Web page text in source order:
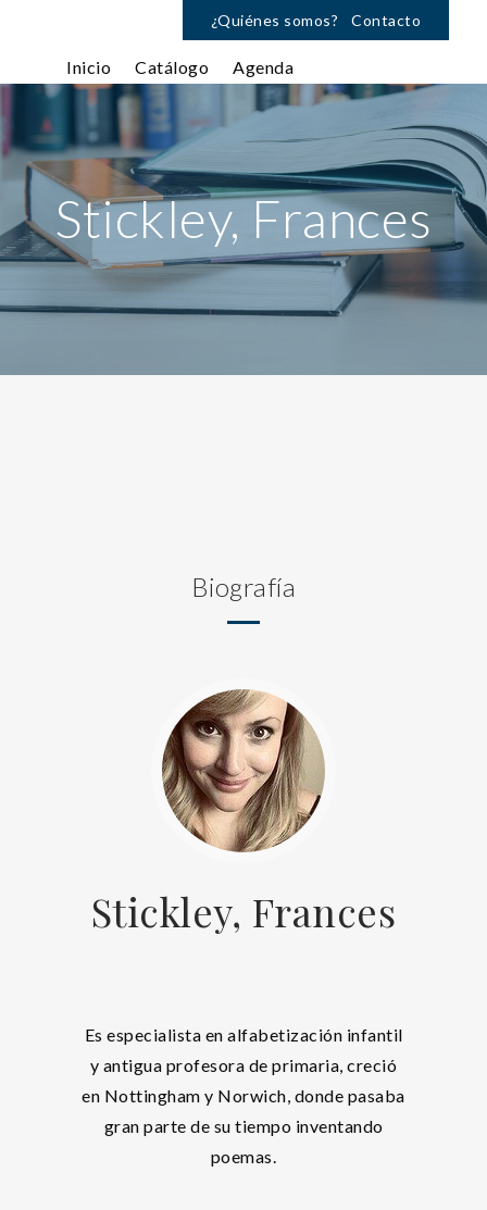
¿Quiénes somos? Contacto
Inicio Catálogo Agenda
Stickley, Frances
Biografía
Stickley, Frances
Es especialista en alfabetización infantil
y antigua profesora de primaria, creció
en Nottingham y Norwich, donde pasaba
gran parte de su tiempo inventando
poemas.